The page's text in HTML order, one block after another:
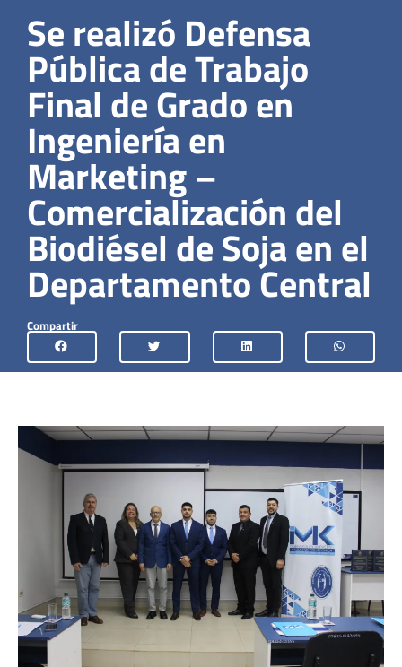
Se realizó Defensa
Pública de Trabajo
Final de Grado en
Ingeniería en
Marketing –
Comercialización del
Biodiésel de Soja en el
Departamento Central
Compartir